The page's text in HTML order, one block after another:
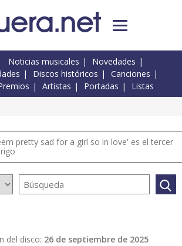
Noticias musicales
Novedades
Discos históricos
Canciones
Artistas Portadas Listas
pretty sad for a girl so in love' es el tercer
del disco: 26 de septiembre de 2025